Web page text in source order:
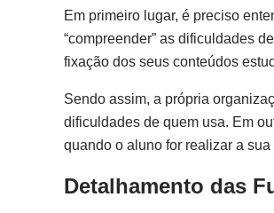
Em primeiro lugar, é preciso
“compreender” as dificuldades
fixação dos seus conteúdos
Sendo assim, a própria
dificuldades de quem usa. Em
quando o aluno for realizar a
Detalhamento das